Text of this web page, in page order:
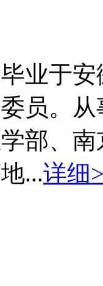
业于
员。
部、
...详细